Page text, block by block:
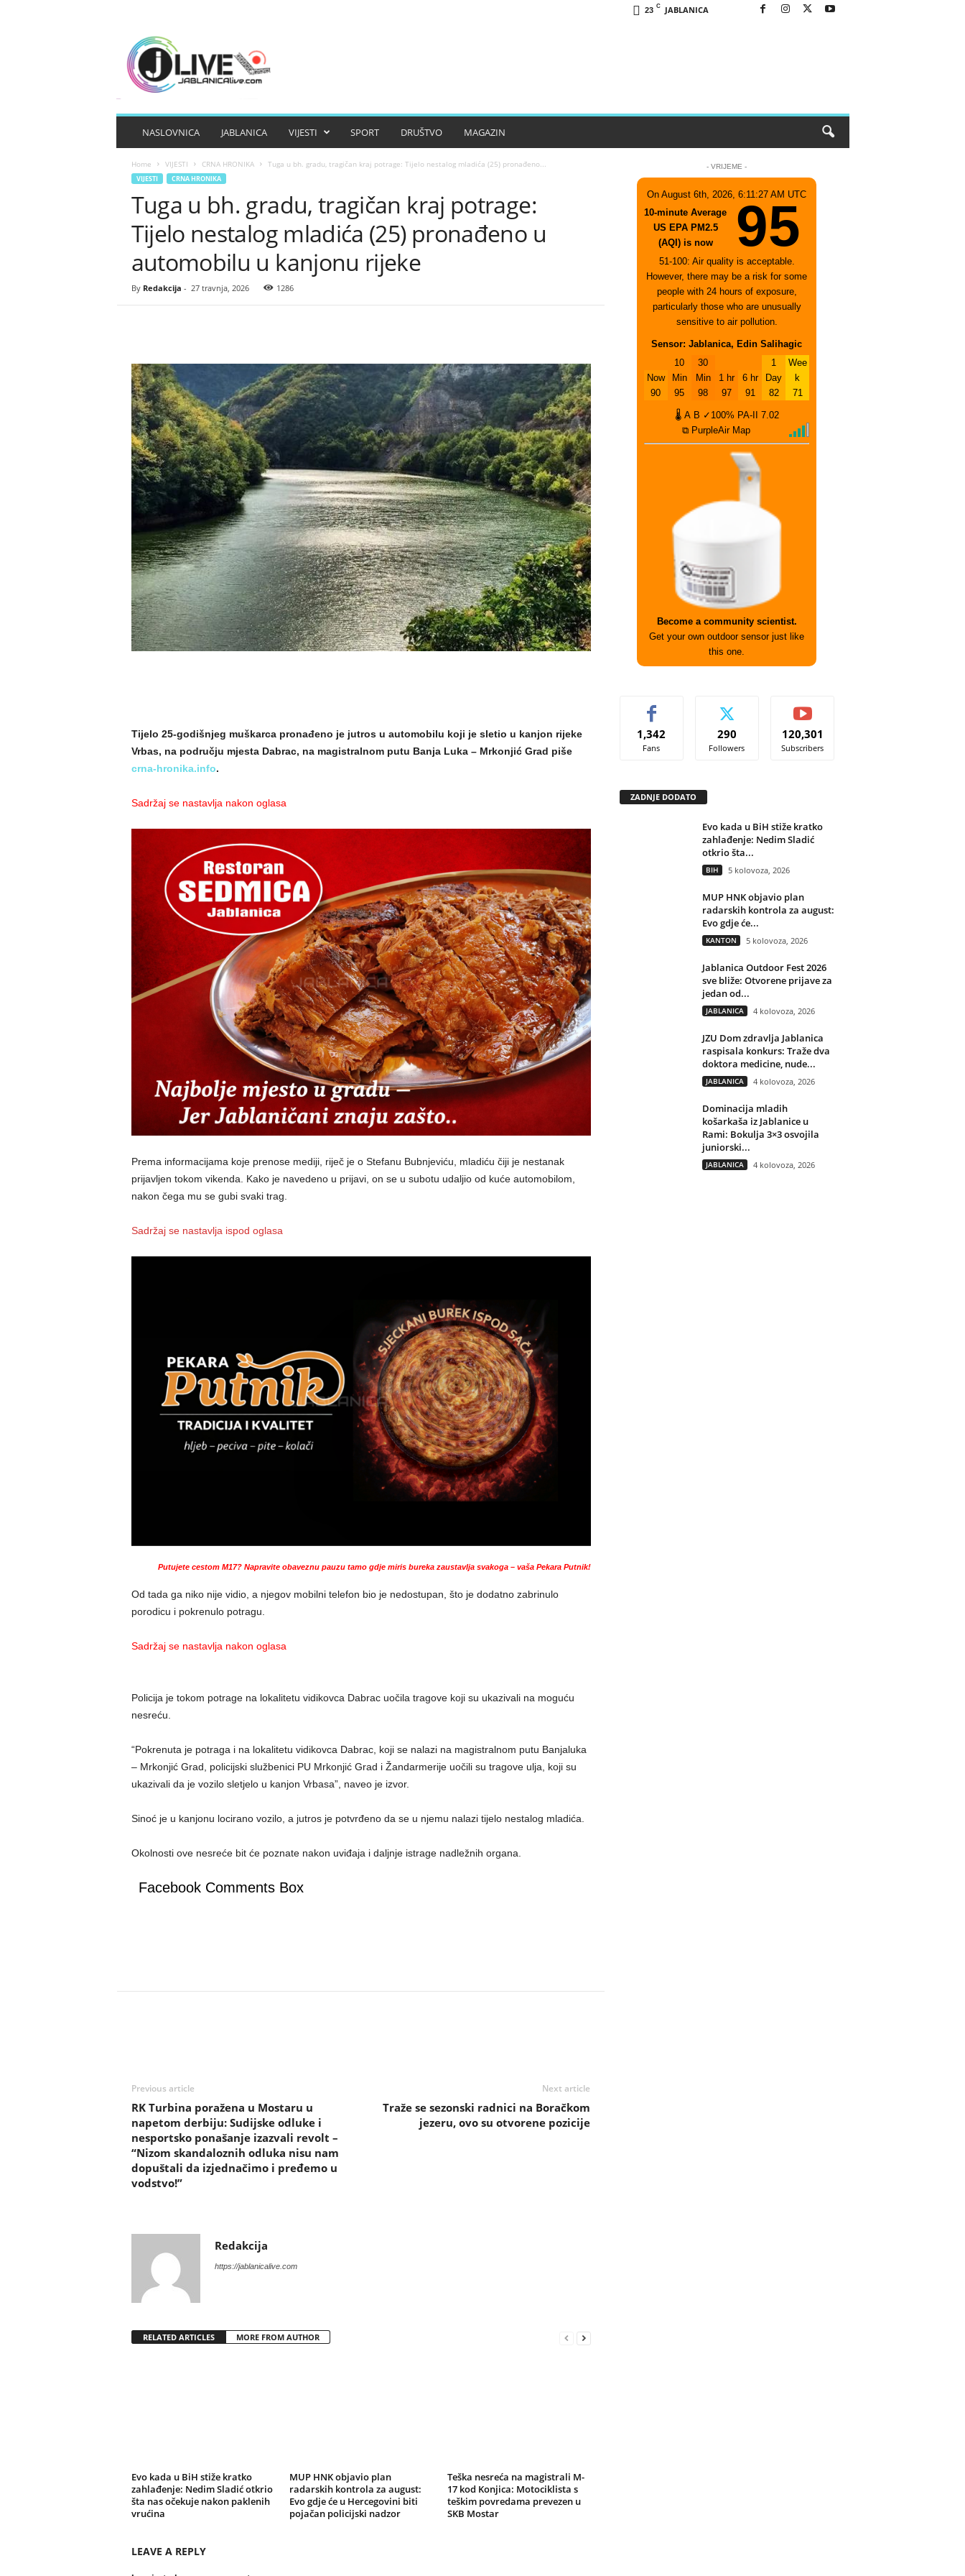
23 C JABLANICA
NASLOVNICA JABLANICA VIJESTI SPORT DRUŠTVO MAGAZIN
Home VIJESTI CRNA HRONIKA Tuga u bh. gradu, tragičan kraj potrage: Tijelo nestalog mladića (25) pronađeno...
VIJESTI CRNA HRONIKA
Tuga u bh. gradu, tragičan kraj potrage:
Tijelo nestalog mladića (25) pronađeno u
automobilu u kanjonu rijeke
By Redakcija - 27 travnja, 2026 1286
Tijelo 25-godišnjeg muškarca pronađeno je jutros u automobilu koji je sletio u kanjon rijeke
Vrbas, na području mjesta Dabrac, na magistralnom putu Banja Luka – Mrkonjić Grad piše
crna-hronika.info.
Sadržaj se nastavlja nakon oglasa
Prema informacijama koje prenose mediji, riječ je o Stefanu Bubnjeviću, mladiću čiji je nestanak
prijavljen tokom vikenda. Kako je navedeno u prijavi, on se u subotu udaljio od kuće automobilom,
nakon čega mu se gubi svaki trag.
Sadržaj se nastavlja ispod oglasa
Putujete cestom M17? Napravite obaveznu pauzu tamo gdje miris bureka zaustavlja svakoga – vaša Pekara Putnik!
Od tada ga niko nije vidio, a njegov mobilni telefon bio je nedostupan, što je dodatno zabrinulo
porodicu i pokrenulo potragu.
Sadržaj se nastavlja nakon oglasa
Policija je tokom potrage na lokalitetu vidikovca Dabrac uočila tragove koji su ukazivali na moguću
nesreću.
“Pokrenuta je potraga i na lokalitetu vidikovca Dabrac, koji se nalazi na magistralnom putu Banjaluka
– Mrkonjić Grad, policijski službenici PU Mrkonjić Grad i Žandarmerije uočili su tragove ulja, koji su
ukazivali da je vozilo sletjelo u kanjon Vrbasa”, naveo je izvor.
Sinoć je u kanjonu locirano vozilo, a jutros je potvrđeno da se u njemu nalazi tijelo nestalog mladića.
Okolnosti ove nesreće bit će poznate nakon uviđaja i daljnje istrage nadležnih organa.
Facebook Comments Box
Previous article
RK Turbina poražena u Mostaru u
napetom derbiju: Sudijske odluke i
nesportsko ponašanje izazvali revolt –
“Nizom skandaloznih odluka nisu nam
dopuštali da izjednačimo i pređemo u
vodstvo!”
Next article
Traže se sezonski radnici na Boračkom
jezeru, ovo su otvorene pozicije
Redakcija
https://jablanicalive.com
RELATED ARTICLES MORE FROM AUTHOR
Evo kada u BiH stiže kratko
zahlađenje: Nedim Sladić otkrio
šta nas očekuje nakon paklenih
vrućina
MUP HNK objavio plan
radarskih kontrola za august:
Evo gdje će u Hercegovini biti
pojačan policijski nadzor
Teška nesreća na magistrali M-
17 kod Konjica: Motociklista s
teškim povredama prevezen u
SKB Mostar
LEAVE A REPLY
- VRIJEME -
On August 6th, 2026, 6:11:27 AM UTC
10-minute Average
US EPA PM2.5
(AQI) is now
95
51-100: Air quality is acceptable.
However, there may be a risk for some
people with 24 hours of exposure,
particularly those who are unusually
sensitive to air pollution.
Sensor: Jablanica, Edin Salihagic
Now
90
10
Min
95
30
Min
98
1 hr
97
6 hr
91
1
Day
82
Wee
k
71
🌡 A B ✓100% PA-II
7.02
⧉ PurpleAir Map
Become a community scientist.
Get your own outdoor sensor just like
this one.
1,342
Fans
290
Followers
120,301
Subscribers
ZADNJE DODATO
Evo kada u BiH stiže kratko
zahlađenje: Nedim Sladić
otkrio šta...
BIH 5 kolovoza, 2026
MUP HNK objavio plan
radarskih kontrola za august:
Evo gdje će...
KANTON 5 kolovoza, 2026
Jablanica Outdoor Fest 2026
sve bliže: Otvorene prijave za
jedan od...
JABLANICA 4 kolovoza, 2026
JZU Dom zdravlja Jablanica
raspisala konkurs: Traže dva
doktora medicine, nude...
JABLANICA 4 kolovoza, 2026
Dominacija mladih
košarkaša iz Jablanice u
Rami: Bokulja 3×3 osvojila
juniorski...
JABLANICA 4 kolovoza, 2026